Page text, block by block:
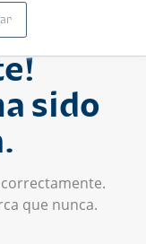
sido
que nunca.